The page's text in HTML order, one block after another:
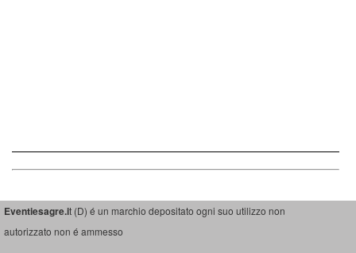
Eventiesagre.it (D) é un marchio depositato ogni suo utilizzo non
autorizzato non é ammesso